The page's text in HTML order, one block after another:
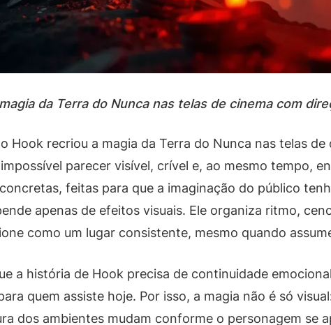
da Terra do Nunca nas telas de cinema com
Hook recriou a magia da Terra do Nunca nas telas
parecer visível, crível e, ao mesmo tempo,
feitas para que a imaginação do público
apenas de efeitos visuais. Ele organiza ritmo,
como um lugar consistente, mesmo quando
a história de Hook precisa de continuidade
quem assiste hoje. Por isso, a magia não é só
dos ambientes mudam conforme o personagem se